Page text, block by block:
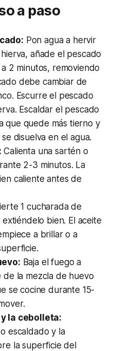
a paso
Pon agua a hervir
añade el pescado
2 minutos, removiendo
debe cambiar de
Escurre el pescado
Escaldar el pescado
que quede más tierno y
disuelva en el agua.
Calienta una sartén o
2-3 minutos. La
caliente antes de
1 cucharada de
bien. El aceite
a brillar o a
Baja el fuego a
la mezcla de huevo
se cocine durante 15-
la cebolleta:
escaldado y la
la superficie del